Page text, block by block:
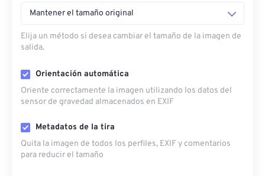
Mantener el tamaño original
Elija un método si desea cambiar el tamaño de la imagen de
salida.
Orientación automática
Oriente correctamente la imagen utilizando los datos del
sensor de gravedad almacenados en EXIF
Metadatos de la tira
Quita la imagen de todos los perfiles, EXIF ​​y comentarios
para reducir el tamaño